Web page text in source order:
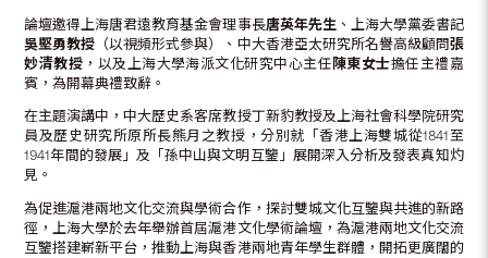
論壇邀得上海唐君遠教育基金會理事長唐英年先生 、上海大學黨委書記
吳堅勇教授 （以視頻形式參與）、中大香港亞太研究所名譽高級顧問張
妙清教授 ，以及上海大學海派文化研究中心主任 陳東女士擔任主禮嘉
賓，為開幕典禮致辭。
在主題演講中，中大歷史系客席教授丁新豹教授及上海社會科學院研究
員及歷史研究所原所長熊月之教授，分別就「香港上海雙城從1841至
1941年間的發展」及「孫中山與文明互鑒」展開深入分析及發表真知灼
見。
為促進滬港兩地文化交流與學術合作，探討雙城文化互鑒與共進的新路
徑，上海大學於去年舉辦首屆滬港文化學術論壇，為滬港兩地文化交流
互鑒搭建嶄新平台，推動上海與香港兩地青年學生群體，開拓更廣闊的